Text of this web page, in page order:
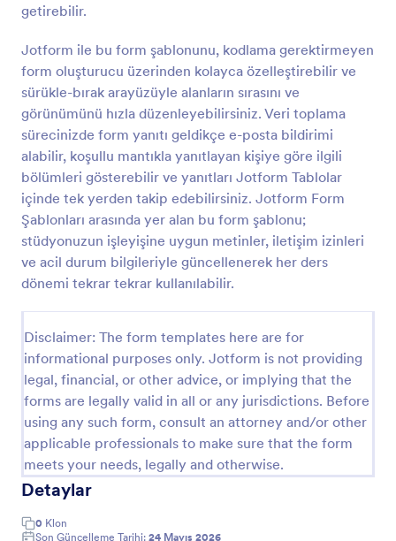
getirebilir.
Jotform ile bu form şablonunu, kodlama gerektirmeyen
form oluşturucu üzerinden kolayca özelleştirebilir ve
sürükle-bırak arayüzüyle alanların sırasını ve
görünümünü hızla düzenleyebilirsiniz. Veri toplama
sürecinizde form yanıtı geldikçe e-posta bildirimi
alabilir, koşullu mantıkla yanıtlayan kişiye göre ilgili
bölümleri gösterebilir ve yanıtları Jotform Tablolar
içinde tek yerden takip edebilirsiniz. Jotform Form
Şablonları arasında yer alan bu form şablonu;
stüdyonuzun işleyişine uygun metinler, iletişim izinleri
ve acil durum bilgileriyle güncellenerek her ders
dönemi tekrar tekrar kullanılabilir.
Disclaimer: The form templates here are for
informational purposes only. Jotform is not providing
legal, financial, or other advice, or implying that the
forms are legally valid in all or any jurisdictions. Before
using any such form, consult an attorney and/or other
applicable professionals to make sure that the form
meets your needs, legally and otherwise.
Detaylar
0 Klon
Son Güncelleme Tarihi: 24 Mayıs 2026
Ameliyatı Bilgilendirilmiş Onam Formu
Ameliyatı Bilgilendirilmiş Onam Formu, bir cerrahi
prosedürden önce tıbbi tesisler için kullanılır. Bu
form; prosedürü, prosedürdeki riskleri, tedavi için
alternatif yöntemleri ve böyle bir cerrahi işlemden
geçmemenin risklerini açıklayan bilgilendirici bir
belgenin hazırlanmasında hasta ile sağlık hizmeti
konusu doktorun ameliyatı yapmasına izin vereceğini
söyleyen rızaya dayalı bir anlaşmaya varılmasına
yardımcı olur. Bilgilendirilmiş bir onam almak, bir
hastanın karar verme sürecine yardımcı olur.
Ameliyatı Bilgilendirilmiş Onam Formu, uygulanmak
üzere olan ameliyatın prosedürü hakkında hastaya
bilgi vermenin temel gereksinimlerini sağlayan bir
örnektir. Ortaya çıkabilecek riskler ve başka hangi
alternatif yöntemlerin yapılabileceği gibi bilgiler
verilir. Belirli bir prosedür için daha ayrıntılı içerik
sağlamak amacıyla bu form şablonunun içeriği
kolayca değiştirilebilir. Bu formu ameliyat olacak
Go to Category:
Bilgilendirilmiş Onam Formları
Önizleme